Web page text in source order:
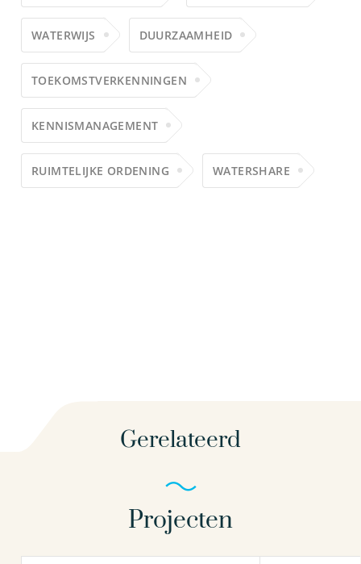
WATERWIJS DUURZAAMHEID
TOEKOMSTVERKENNINGEN
KENNISMANAGEMENT
RUIMTELIJKE ORDENING WATERSHARE
Gerelateerd
Projecten